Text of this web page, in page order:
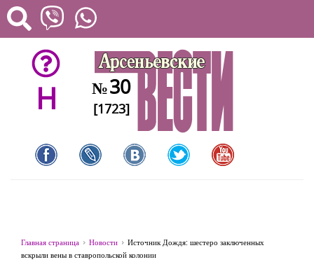
H №30
[1723]
Главная страница Новости
Источник Дождя: шестеро заключенных
вскрыли вены в ставропольской колонии